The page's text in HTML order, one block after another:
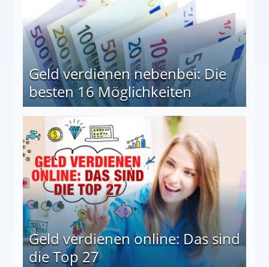
Geld verdienen nebenbei: Die
besten 16 Möglichkeiten
Geld verdienen online: Das sind
die Top 27